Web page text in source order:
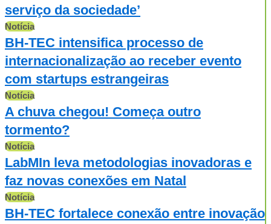
serviço da sociedade’
Notícia
BH-TEC intensifica processo de
internacionalização ao receber evento
com startups estrangeiras
Notícia
A chuva chegou! Começa outro
tormento?
Notícia
LabMIn leva metodologias inovadoras e
faz novas conexões em Natal
Notícia
BH-TEC fortalece conexão entre inovação